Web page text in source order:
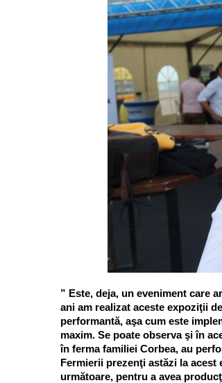
” Este, deja, un eveniment care
ani am realizat aceste expoziţii
performantă, aşa cum este
maxim. Se poate observa şi în
în ferma familiei Corbea, au
Fermierii prezenţi astăzi la
următoare, pentru a avea